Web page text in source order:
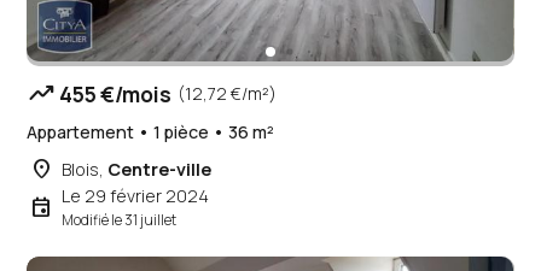
trending_up 455 €/mois (12,72 €/m²)
Appartement • 1 pièce • 36 m²
place Blois, Centre-ville
event Le 29 février 2024
Modifié le 31 juillet